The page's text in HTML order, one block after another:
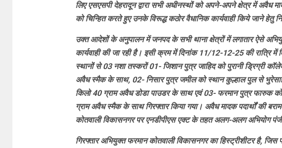
लिए एसएसपी देहरादून द्वारा सभी अधीनस्थों को अपने-अपने क्षेत्र में अवैध
को चिन्हित करते हुए उनके विरूद्ध कठोर वैधानिक कार्यवाही किये जाने हेतु
उक्त आदेशों के अनुपालन में जनपद के सभी थाना क्षेत्रों में लगातार ऐसे
कार्यवाही की जा रही है। इसी क्रम में दिनांक 11/12-12-25 की रात्रि
स्थानों से 03 नशा तस्करों 01- जिशान पुत्र जाहिद को पुरानी ड्रिग्री
अवैध स्मैक के साथ, 02- निसार पुत्र जमील को स्थान कुल्हाल पुल से
किलो 40 ग्राम अवैध डोडा पाउडर के साथ एवं 03- फरमान पुत्र फारुक
ग्राम अवैध स्मैक के साथ गिरफ्तार किया गया। अवैध मादक पदार्थों की
कोतवाली विकासनगर पर एनडीपीएस एक्ट के तहत अलग-अलग अभियोग
गिरफ्तार अभियुक्त फरमान कोतवाली विकासनगर का हिस्ट्रीशीटर है,